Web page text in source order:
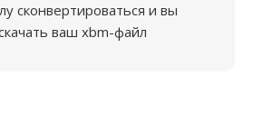
сконвертироваться и вы
ваш xbm-файл